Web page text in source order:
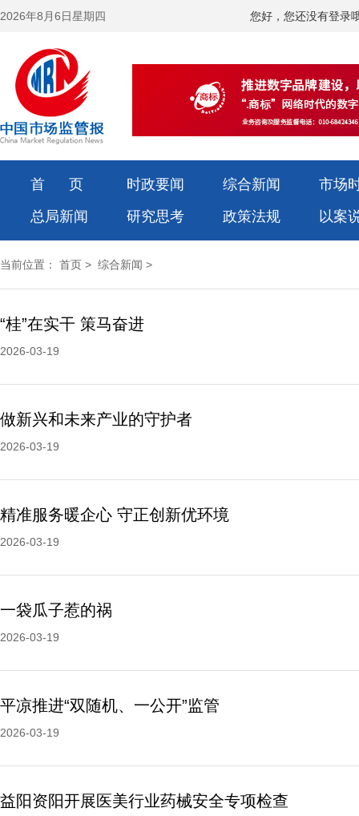
2026年8月6日星期四 您好，您还没有登录
首 页 时政要闻 综合新闻
市场
总局新闻
研究思考 政策法规 以案
当前位置： 首页 > 综合新闻 >
“桂”在实干 策马奋进
2026-03-19
做新兴和未来产业的守护者
2026-03-19
精准服务暖企心 守正创新优环境
2026-03-19
一袋瓜子惹的祸
2026-03-19
平凉推进“双随机、一公开”监管
2026-03-19
益阳资阳开展医美行业药械安全专项检查